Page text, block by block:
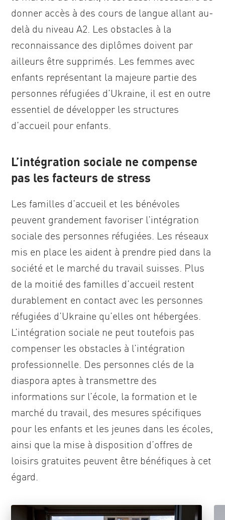
donner accès à des cours de langue allant au-
delà du niveau A2. Les obstacles à la
reconnaissance des diplômes doivent par
ailleurs être supprimés. Les femmes avec
enfants représentant la majeure partie des
personnes réfugiées d’Ukraine, il est en outre
essentiel de développer les structures
d’accueil pour enfants.
L’intégration sociale ne compense
pas les facteurs de stress
Les familles d’accueil et les bénévoles
peuvent grandement favoriser l’intégration
sociale des personnes réfugiées. Les réseaux
mis en place les aident à prendre pied dans la
société et le marché du travail suisses. Plus
de la moitié des familles d’accueil restent
durablement en contact avec les personnes
réfugiées d’Ukraine qu’elles ont hébergées.
L’intégration sociale ne peut toutefois pas
compenser les obstacles à l’intégration
professionnelle. Des personnes clés de la
diaspora aptes à transmettre des
informations sur l’école, la formation et le
marché du travail, des mesures spécifiques
pour les enfants et les jeunes dans les écoles,
ainsi que la mise à disposition d’offres de
loisirs gratuites peuvent être bénéfiques à cet
égard.